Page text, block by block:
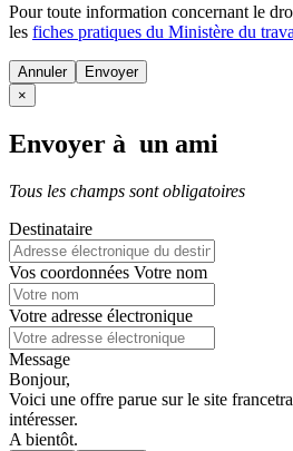
Pour toute information concernant le
les fiches pratiques du Ministère du
Annuler
×
Envoyer à un ami
Tous les champs sont obligatoires
Destinataire
Vos coordonnées Votre nom
Votre adresse électronique
Message
Bonjour,
Voici une offre parue sur le site
intéresser.
A bientôt.